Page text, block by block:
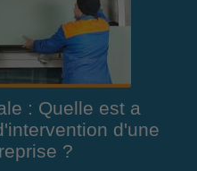
: Quelle est a
d'une
?